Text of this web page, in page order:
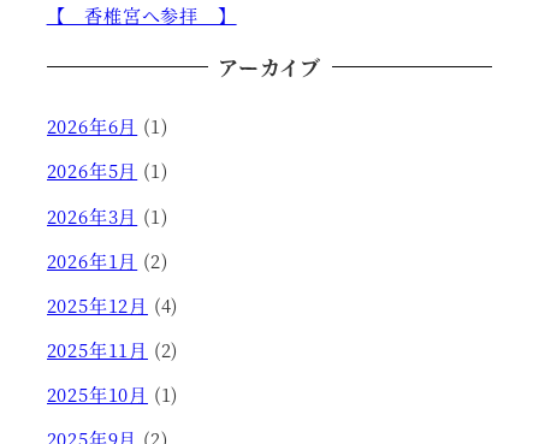
【 香椎宮へ参拝 】
アーカイブ
2026年6月 (1)
2026年5月 (1)
2026年3月 (1)
2026年1月 (2)
2025年12月 (4)
2025年11月 (2)
2025年10月 (1)